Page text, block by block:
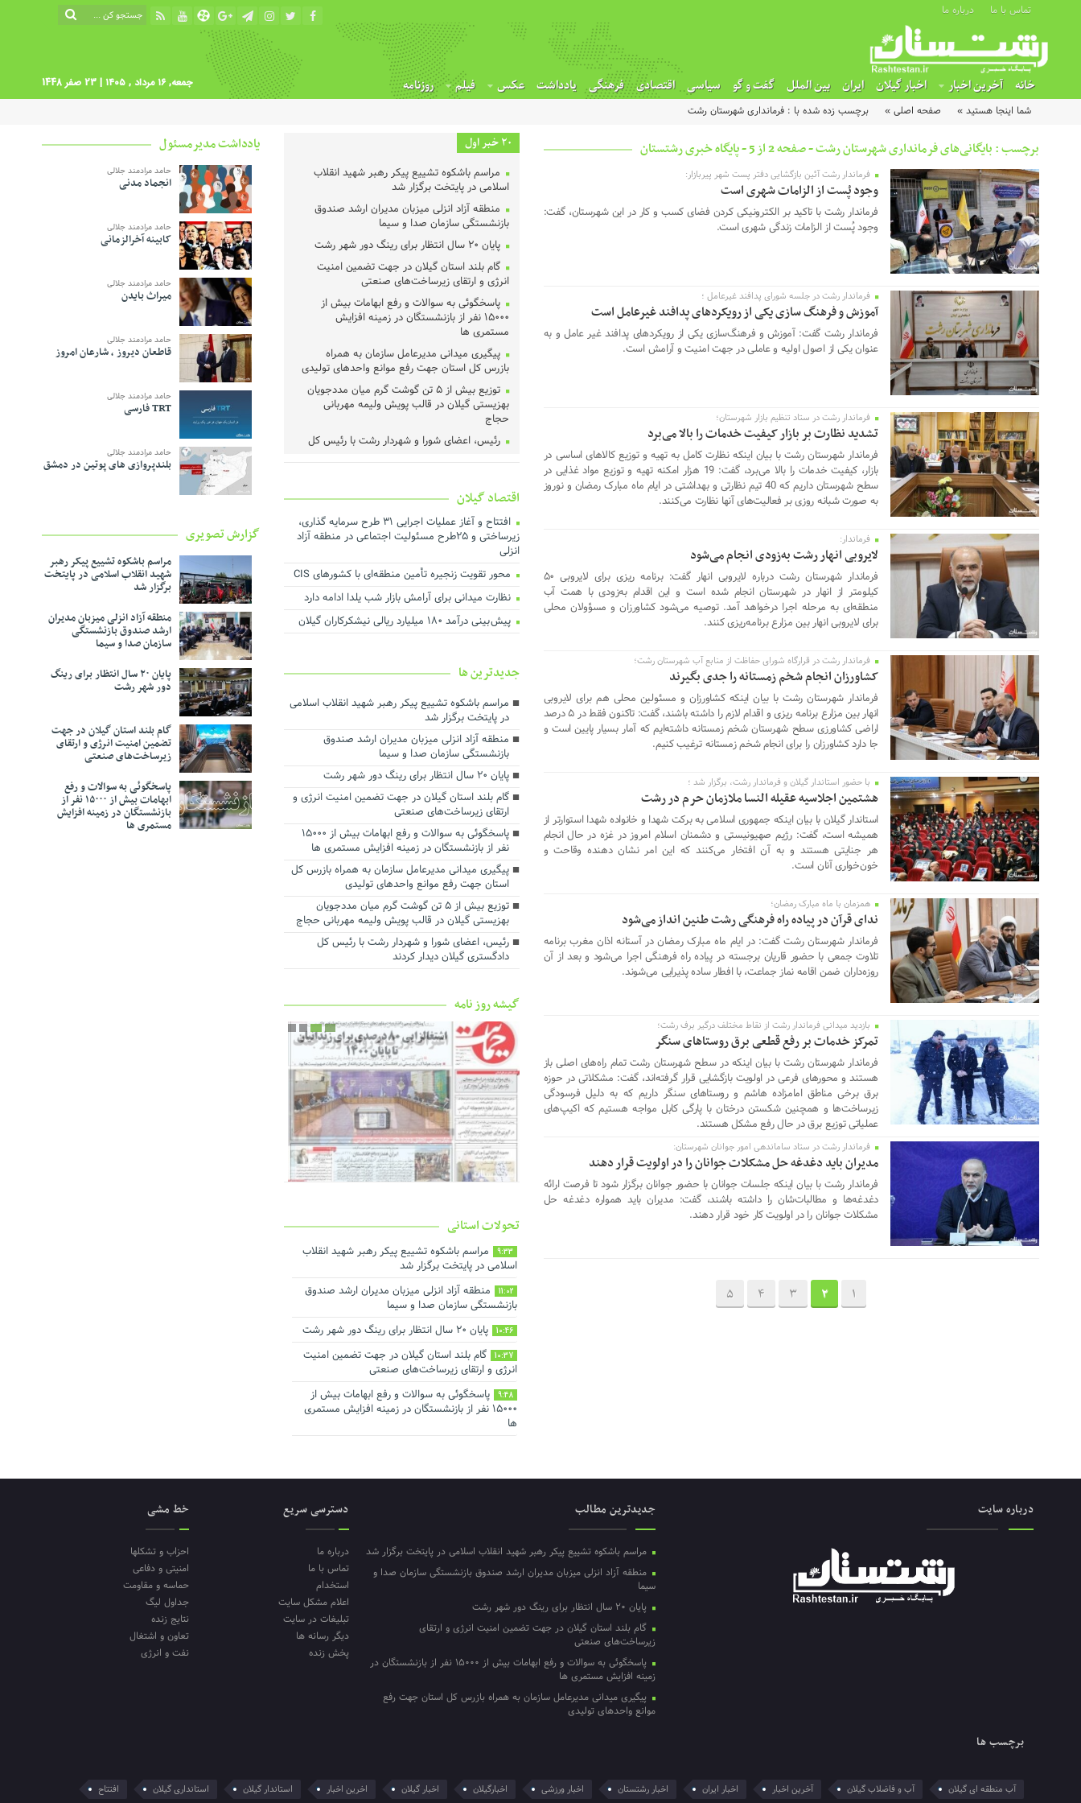
تماس با ما درباره ما
خانه آخرین اخبار اخبار گیلان ایران بین الملل گفت و گو سیاسی اقتصادی فرهنگی یادداشت عکس فیلم روزنامه جمعه, ۱۶ مرداد , ۱۴۰۵ | 23 صفر 1448
شما اینجا هستید » صفحه اصلی » برچسب زده شده با : فرمانداری شهرستان رشت
برچسب : بایگانی‌های فرمانداری شهرستان رشت - صفحه 2 از 5 - پایگاه خبری رشتستان
25 آوریل 2024
فرماندار رشت آئین بازگشایی دفتر پست شهر پیربازار:
وجود پُست از الزامات شهری است
فرماندار رشت با تاکید بر الکترونیکی کردن فضای کسب و کار در این شهرستان، گفت:
وجود پُست از الزامات زندگی شهری است.
14 مارس 2024
فرماندار رشت در جلسه شورای پدافند غیرعامل ؛
آموزش و فرهنگ سازی یکی از رویکردهای پدافند غیرعامل است
فرماندار رشت گفت: آموزش و فرهنگ‌سازی یکی از رویکردهای پدافند غیر عامل و به
عنوان یکی از اصول اولیه و عاملی در جهت امنیت و آرامش است.
14 مارس 2024
فرماندار رشت در ستاد تنظیم بازار شهرستان؛
تشدید نظارت بر بازار کیفیت خدمات را بالا می‌برد
فرماندار شهرستان رشت با بیان اینکه نظارت کامل به تهیه و توزیع کالاهای اساسی در
بازار، کیفیت خدمات را بالا می‌برد، گفت: 19 هزار امکنه تهیه و توزیع مواد غذایی در
سطح شهرستان داریم که 40 تیم نظارتی و بهداشتی در ایام ماه مبارک رمضان و نوروز
به صورت شبانه روزی بر فعالیت‌های آنها نظارت می‌کنند.
10 مارس 2024
فرماندار:
لایروبی انهار رشت به‌زودی انجام می‌شود
فرماندار شهرستان رشت درباره لایروبی انهار گفت: برنامه ریزی برای لایروبی ۵۰
کیلومتر از انهار در شهرستان انجام شده است و این اقدام به‌زودی با همت آب
منطقه‌ای به مرحله اجرا درخواهد آمد. توصیه می‌شود کشاورزان و مسؤولان محلی
برای لایروبی انهار بین مزارع برنامه‌ریزی کنند.
فرماندار رشت در قرارگاه شورای حفاظت از منابع آب شهرستان رشت؛
کشاورزان انجام شخم زمستانه را جدی بگیرند
فرماندار شهرستان رشت با بیان اینکه کشاورزان و مسئولین محلی هم برای لایروبی
انهار بین مزارع برنامه ریزی و اقدام لازم را داشته باشند، گفت: تاکنون فقط در ۵ درصد
اراضی کشاورزی سطح شهرستان شخم زمستانه داشته‌ایم که آمار بسیار پایین است و
جا دارد کشاورزان را برای انجام شخم زمستانه ترغیب کنیم.
10 مارس 2024
با حضور استاندار گیلان و فرماندار رشت، برگزار شد ؛
هشتمین اجلاسیه عقیله النسا ملازمان حرم در رشت
استاندار گیلان با بیان اینکه جمهوری اسلامی به برکت شهدا و خانواده شهدا استوارتر از
همیشه است، گفت: رژیم صهیونیستی و دشمنان اسلام امروز در غزه در حال انجام
هر جنایتی هستند و به آن افتخار می‌کنند که این امر نشان دهنده وقاحت و
خون‌خواری آنان است.
همزمان با ماه مبارک رمضان؛
ندای قرآن در پیاده راه فرهنگی رشت طنین انداز می‌شود
فرماندار شهرستان رشت گفت: در ایام ماه مبارک رمضان در آستانه اذان مغرب برنامه
تلاوت جمعی با حضور قاریان برجسته در پیاده راه فرهنگی اجرا می‌شود و بعد از آن
روزه‌داران ضمن اقامه نماز جماعت، با افطار ساده پذیرایی می‌شوند.
27 فوریه 2024
بازدید میدانی فرماندار رشت از نقاط مختلف درگیر برف رشت؛
تمرکز خدمات بر رفع قطعی برق روستاهای سنگر
فرماندار شهرستان رشت با بیان اینکه در سطح شهرستان رشت تمام راه‌های اصلی باز
هستند و محورهای فرعی در اولویت بازگشایی قرار گرفته‌اند، گفت: مشکلاتی در حوزه
برق برخی مناطق امامزاده هاشم و روستاهای سنگر داریم که به دلیل فرسودگی
زیرساخت‌ها و همچنین شکستن درختان با پارگی کابل مواجه هستیم که اکیپ‌های
عملیاتی توزیع برق در حال رفع مشکل هستند.
فرماندار رشت در ستاد ساماندهی امور جوانان شهرستان:
مدیران باید دغدغه حل مشکلات جوانان را در اولویت قرار دهند
فرماندار رشت با بیان اینکه جلسات جوانان با حضور جوانان برگزار شود تا فرصت ارائه
دغدغه‌ها و مطالبات‌شان را داشته باشند، گفت: مدیران باید همواره دغدغه حل
مشکلات جوانان را در اولویت کار خود قرار دهند.
1
2
3
4
5
20 خبر اول
مراسم باشکوه تشییع پیکر رهبر شهید انقلاب
اسلامی در پایتخت برگزار شد
منطقه آزاد انزلی میزبان مدیران ارشد صندوق
بازنشستگی سازمان صدا و سیما
پایان ۲۰ سال انتظار برای رینگ دور شهر رشت
گام بلند استان گیلان در جهت تضمین امنیت
انرژی و ارتقای زیرساخت‌های صنعتی
پاسخگوئی به سوالات و رفع ابهامات بیش از
۱۵۰۰۰ نفر از بازنشستگان در زمینه افزایش
مستمری ها
پیگیری میدانی مدیرعامل سازمان به همراه
بازرس کل استان جهت رفع موانع واحدهای تولیدی
توزیع بیش از ۵ تن گوشت گرم میان مددجویان
بهزیستی گیلان در قالب پویش ولیمه مهربانی
حجاج
رئیس، اعضای شورا و شهردار رشت با رئیس‌ کل
خرید تضمینی گندم در گیلان آغاز شد
لزوم اجماع رسانه‌ای برای نجات محیط‌زیست
گیلان
هم‌افزایی برای ارتقای فرهنگ مصرف و مدیریت
بهینه انرژی
تأخیر در پرداخت تسهیلات، اثربخشی حمایت از
تولید را کاهش می‌دهد
درآمد پایدار کلید توسعه شهری است
ارزش روز ۴۰ میلیارد تومانی پروژه برق اضطراری
توسعه حمل‌ونقل، انرژی و صنعت در دستور کار
استانداری گیلان
رضایت بازنشستگان و بهبود معیشت و تکریم
آنها سرلوحه اهداف سازمانی است
توسعه شبکه ریلی بندر کاسپین برای افزایش
ظرفیت ترانزیتی در دستور کار قرار گرفت
تفاهم‌نامه همکاری میان سازمان منطقه آزاد
انزلی و شرکت ملی پست جمهوری اسلامی ایران
امضا شد
اقتصاد گیلان
افتتاح و آغاز عملیات اجرایی ۳۱ طرح سرمایه گذاری،
زیرساختی و ۲۵طرح مسئولیت اجتماعی در منطقه آزاد
انزلی
محور تقویت زنجیره تأمین منطقه‌ای با کشورهای CIS
نظارت میدانی برای آرامش بازار شب یلدا ادامه دارد
پیش بینی درآمد ۱۸۰ میلیارد ریالی نیشکرکاران گیلان
جديدترين ها
مراسم باشکوه تشییع پیکر رهبر شهید انقلاب اسلامی
در پایتخت برگزار شد
منطقه آزاد انزلی میزبان مدیران ارشد صندوق
بازنشستگی سازمان صدا و سیما
پایان ۲۰ سال انتظار برای رینگ دور شهر رشت
گام بلند استان گیلان در جهت تضمین امنیت انرژی و
ارتقای زیرساخت‌های صنعتی
پاسخگوئی به سوالات و رفع ابهامات بیش از ۱۵۰۰۰
نفر از بازنشستگان در زمینه افزایش مستمری ها
پیگیری میدانی مدیرعامل سازمان به همراه بازرس کل
استان جهت رفع موانع واحدهای تولیدی
توزیع بیش از ۵ تن گوشت گرم میان مددجویان
بهزیستی گیلان در قالب پویش ولیمه مهربانی حجاج
رئیس، اعضای شورا و شهردار رشت با رئیس‌ کل
دادگستری گیلان دیدار کردند ‌
گیشه روز نامه
تحولات استانی
9:33
مراسم باشکوه تشییع پیکر رهبر شهید انقلاب
اسلامی در پایتخت برگزار شد
11:02
منطقه آزاد انزلی میزبان مدیران ارشد صندوق
بازنشستگی سازمان صدا و سیما
10:46 پایان ۲۰ سال انتظار برای رینگ دور شهر رشت
10:37
گام بلند استان گیلان در جهت تضمین امنیت
انرژی و ارتقای زیرساخت‌های صنعتی
9:48
پاسخگوئی به سوالات و رفع ابهامات بیش از
۱۵۰۰۰ نفر از بازنشستگان در زمینه افزایش مستمری
ها
یادداشت مدیرمسئول
حامد مرادمند جلالی
انجماد مدنی
حامد مرادمند جلالی
کابینه آخرالزمانی
حامد مرادمند جلالی
میراث بایدن
حامد مرادمند جلالی
قاطعان دیروز ، شارعان امروز
حامد مرادمند جلالی
TRT فارسی
حامد مرادمند جلالی
بلندپروازی های پوتین در دمشق
گزارش تصویری
مراسم باشکوه تشییع پیکر رهبر
شهید انقلاب اسلامی در پایتخت
برگزار شد
منطقه آزاد انزلی میزبان مدیران
ارشد صندوق بازنشستگی
سازمان صدا و سیما
پایان ۲۰ سال انتظار برای رینگ
دور شهر رشت
گام بلند استان گیلان در جهت
تضمین امنیت انرژی و ارتقای
زیرساخت‌های صنعتی
پاسخگوئی به سوالات و رفع
ابهامات بیش از ۱۵۰۰۰ نفر از
بازنشستگان در زمینه افزایش
مستمری ها
درباره سایت جدیدترین مطالب
مراسم باشکوه تشییع پیکر رهبر شهید انقلاب اسلامی در پایتخت برگزار شد
منطقه آزاد انزلی میزبان مدیران ارشد صندوق بازنشستگی سازمان صدا و
سیما
پایان ۲۰ سال انتظار برای رینگ دور شهر رشت
گام بلند استان گیلان در جهت تضمین امنیت انرژی و ارتقای
زیرساخت‌های صنعتی
پاسخگوئی به سوالات و رفع ابهامات بیش از ۱۵۰۰۰ نفر از بازنشستگان در
زمینه افزایش مستمری ها
پیگیری میدانی مدیرعامل سازمان به همراه بازرس کل استان جهت رفع
موانع واحدهای تولیدی
دسترسی سریع
درباره ما
تماس با ما
استخدام
اعلام مشکل سایت
تبلیغات در سایت
دیگر رسانه ها
پخش زنده
خط مشی
احزاب و تشکلها
امنیتی و دفاعی
حماسه و مقاومت
جداول لیگ
نتایج زنده
تعاون و اشتغال
نفت و انرژی
برچسب ها
آب منطقه ای گیلان آب و فاضلاب گیلان آخرین اخبار اخبار ایران اخبار رشتستان اخبار ورزشی اخبارگیلان اخبار گیلان اخرین اخبار استاندار گیلان استانداری گیلان افتتاح